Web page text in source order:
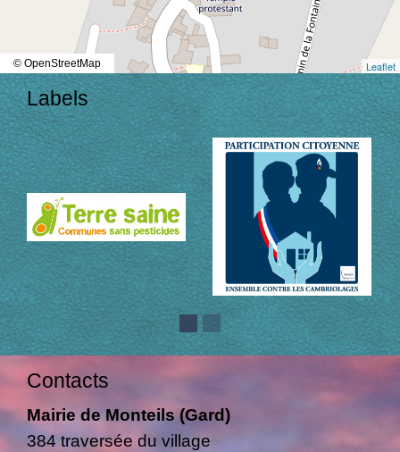
Leaflet
© OpenStreetMap
Labels
Contacts
Mairie de Monteils (Gard)
384 traversée du village